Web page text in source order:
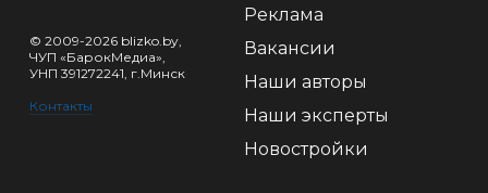
© 2009-2026 blizko.by,
ЧУП «БарокМедиа»,
УНП 391272241, г.Минск
Контакты
Реклама
Вакансии
Наши авторы
Наши эксперты
Новостройки